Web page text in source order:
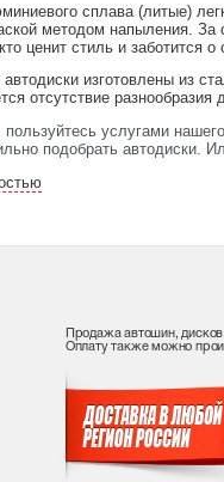
сплава (литые)
методом напыления. За
ценит стиль и заботится о
изготовлены из
отсутствие
услугами
подобрать автодиски.
Продажа автошин,
Оплату также можно